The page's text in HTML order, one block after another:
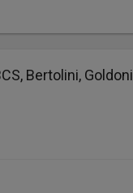
Bertolini, Goldoni